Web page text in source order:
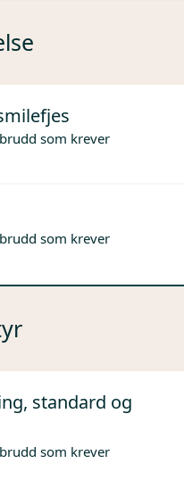
som krever
som krever
standard og
som krever